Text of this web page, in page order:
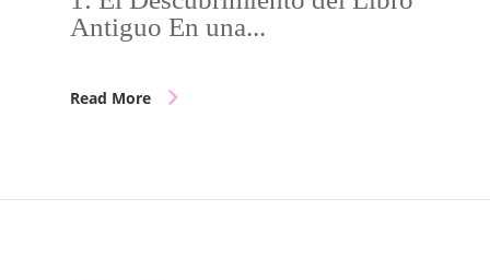
Antiguo En una...
Read More